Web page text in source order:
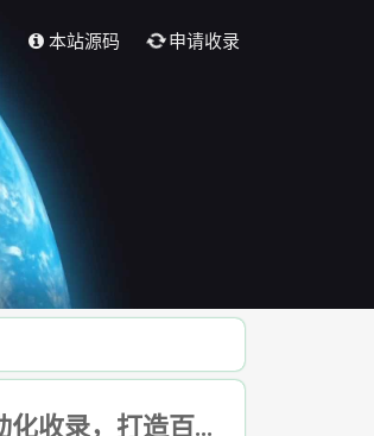
本站源码 申请收录
网址收录站- 全新架构自动秒收录网址导航，实现自主提交，自动化收录，打造百万网址库